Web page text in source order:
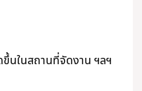
นในสถานที่จัดงาน ฯลฯ